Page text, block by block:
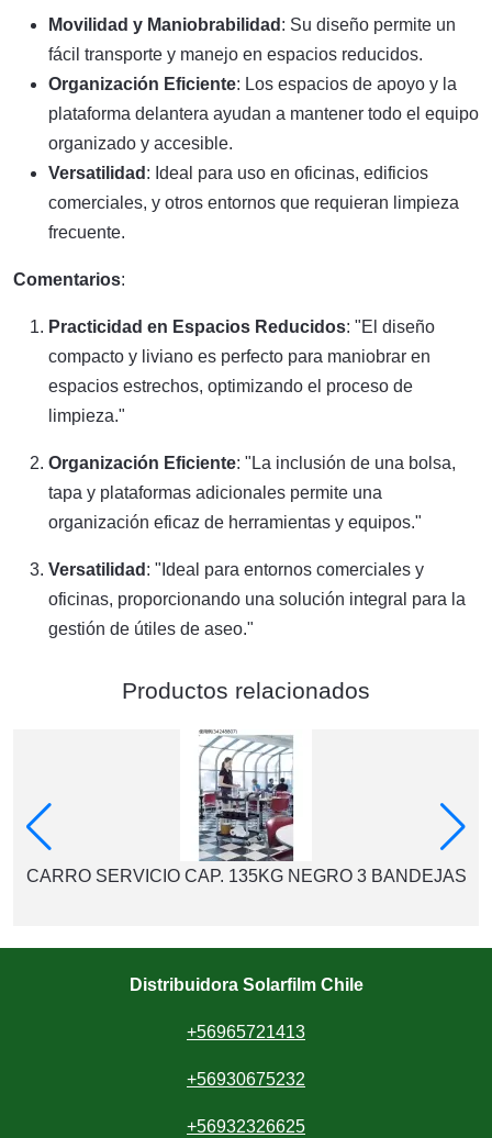
Movilidad y Maniobrabilidad : Su diseño permite un
fácil transporte y manejo en espacios reducidos.
Organización Eficiente: Los espacios de apoyo y la
plataforma delantera ayudan a mantener todo el equipo
organizado y accesible.
Versatilidad : Ideal para uso en oficinas, edificios
comerciales, y otros entornos que requieran limpieza
frecuente.
Comentarios:
Practicidad en Espacios Reducidos: "El diseño
compacto y liviano es perfecto para maniobrar en
espacios estrechos, optimizando el proceso de
limpieza."
Organización Eficiente: "La inclusión de una bolsa,
tapa y plataformas adicionales permite una
organización eficaz de herramientas y equipos."
Versatilidad : "Ideal para entornos comerciales y
oficinas, proporcionando una solución integral para la
gestión de útiles de aseo."
Productos relacionados
CARRO SERVICIO CAP. 135KG NEGRO 3 BANDEJAS
Distribuidora Solarfilm Chile
+56965721413
+56930675232
+56932326625